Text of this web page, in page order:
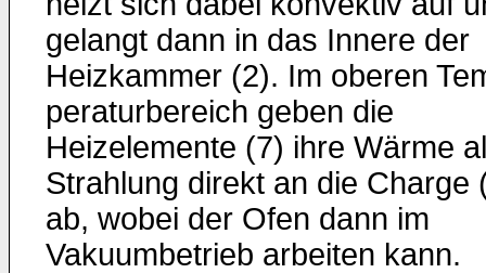
gelangt dann in das Innere der
Heizkammer (2). Im oberen
peraturbereich geben die
Heizelemente (7) ihre Wärme
Strah­lung direkt an die Charge
ab, wobei der Ofen dann im
Vakuum­betrieb arbeiten kann.